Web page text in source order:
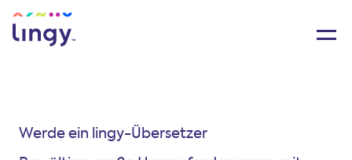
Werde ein lingy-Übersetzer